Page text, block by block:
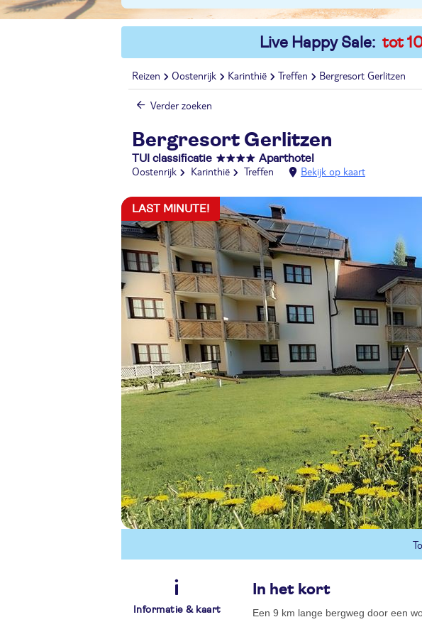
Live Happy Sale: tot
Reizen Oostenrijk Karinthië Treffen Bergresort Gerlitzen
Verder zoeken
Bergresort Gerlitzen
TUI classificatie Aparthotel
Oostenrijk Karinthië Treffen Bekijk op kaart
LAST MINUTE!
Informatie & kaart
In het kort
Een 9 km lange bergweg door een